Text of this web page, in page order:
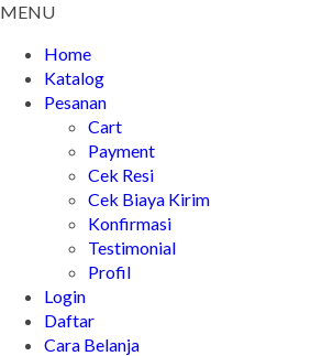
MENU
Home
Katalog
Pesanan
Cart
Payment
Cek Resi
Cek Biaya Kirim
Konfirmasi
Testimonial
Profil
Login
Daftar
Cara Belanja